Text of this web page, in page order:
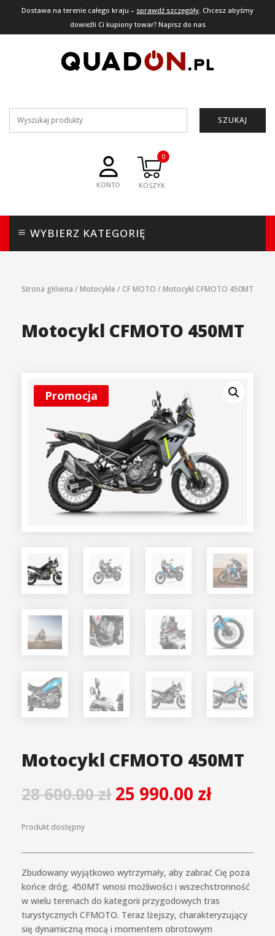
Dostawa na terenie całego kraju – sprawdź szczegóły. Chcesz abyśmy
dowieźli Ci kupiony towar? Napisz do nas
SZUKAJ
KONTO
0
WYBIERZ KATEGORIĘ
Strona główna / Motocykle / CF MOTO / Motocykl CFMOTO 450MT
Motocykl CFMOTO 450MT
Promocja
Motocykl CFMOTO 450MT
28 600.00zł 25 990.00 zł
Produkt dostępny
Zbudowany wyjątkowo wytrzymały, aby zabrać Cię poza
końce dróg. 450MT wnosi możliwości i wszechstronność
w wielu terenach do kategorii przygodowych tras
turystycznych CFMOTO. Teraz lżejszy, charakteryzujący
się dynamiczną mocą i momentem obrotowym